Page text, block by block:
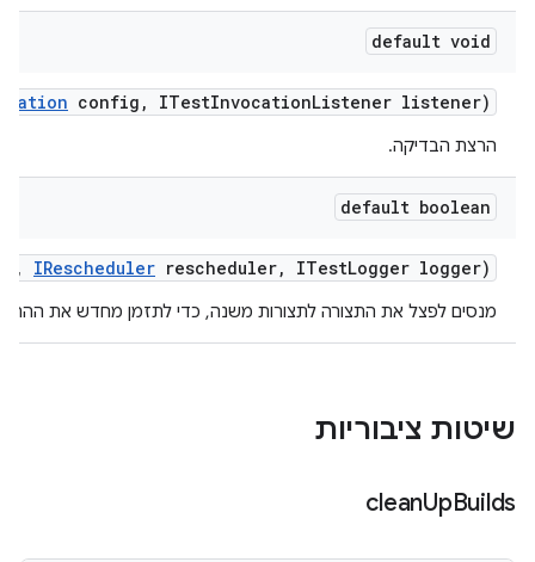
default void
config , ITestInvocationListener listener)
הרצת הבדיקה.
default boolean
, IRescheduler rescheduler, ITestLogger logger)
מנסים לפצל את התצורה לתצורות משנה, כדי לתזמן מחדש את
שיטות ציבוריות
cleanUpBuilds